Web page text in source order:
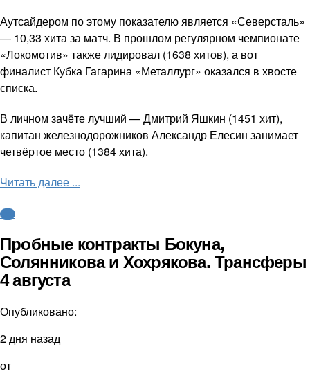
Аутсайдером по этому показателю является «Северсталь»
— 10,33 хита за матч. В прошлом регулярном чемпионате
«Локомотив» также лидировал (1638 хитов), а вот
финалист Кубка Гагарина «Металлург» оказался в хвосте
списка.
В личном зачёте лучший — Дмитрий Яшкин (1451 хит),
капитан железнодорожников Александр Елесин занимает
четвёртое место (1384 хита).
Читать далее ...
КХЛ
Пробные контракты Бокуна,
Солянникова и Хохрякова. Трансферы
4 августа
Опубликовано:
2 дня назад
от